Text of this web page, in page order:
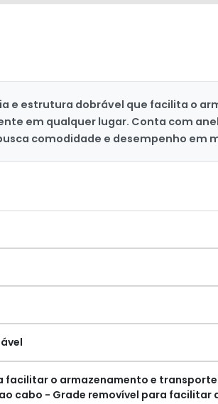
e estrutura dobrável que facilita o
em qualquer lugar. Conta com
comodidade e desempenho em
facilitar o armazenamento e
cabo - Grade removível para facilitar